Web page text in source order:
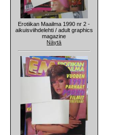
Erotiikan Maailma 1990 nr 2 -
aikuisviihdelehti / adult graphics
magazine
Näytä